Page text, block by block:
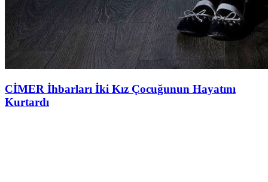
CİMER İhbarları İki Kız Çocuğunun Hayatını
Kurtardı